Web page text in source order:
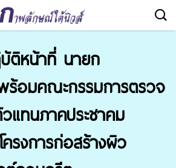
ติหน้าที่ นายก
ร้อมคณะกรรมการตรวจ
แทนภาคประชาคม
รงการก่อสร้างผิว